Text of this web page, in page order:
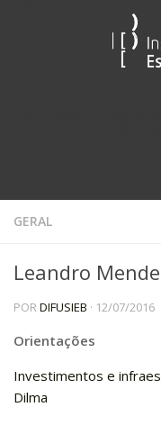
Sobre
A História do IEB
Institucional
60 Anos
Paralelos 22
GERAL
Leandro
PORDIFUSIEB · 12/07/2016
Orientações
Investimentos e
Dilma